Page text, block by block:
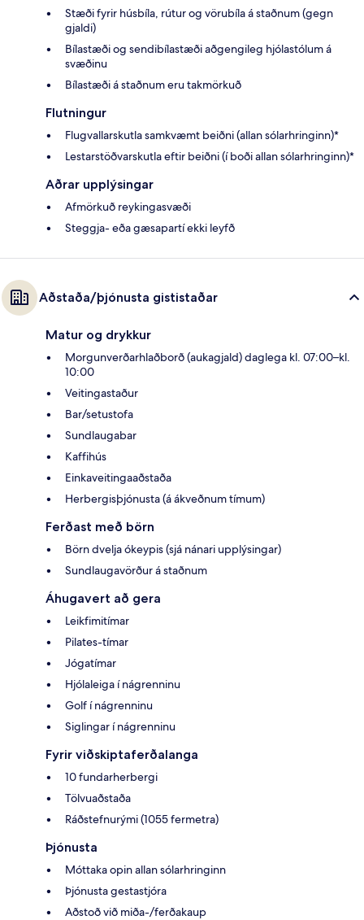
Stæði fyrir húsbíla, rútur og vörubíla á staðnum (gegn
gjaldi)
Bílastæði og sendibílastæði aðgengileg hjólastólum á
svæðinu
Bílastæði á staðnum eru takmörkuð
Flutningur
Flugvallarskutla samkvæmt beiðni (allan sólarhringinn)*
Lestarstöðvarskutla eftir beiðni (í boði allan sólarhringinn)*
Aðrar upplýsingar
Afmörkuð reykingasvæði
Steggja- eða gæsapartí ekki leyfð
Aðstaða/þjónusta gististaðar
Matur og drykkur
Morgunverðarhlaðborð (aukagjald) daglega kl. 07:00–kl.
10:00
Veitingastaður
Bar/setustofa
Sundlaugabar
Kaffihús
Einkaveitingaaðstaða
Herbergisþjónusta (á ákveðnum tímum)
Ferðast með börn
Börn dvelja ókeypis (sjá nánari upplýsingar)
Sundlaugavörður á staðnum
Áhugavert að gera
Leikfimitímar
Pilates-tímar
Jógatímar
Hjólaleiga í nágrenninu
Golf í nágrenninu
Siglingar í nágrenninu
Fyrir viðskiptaferðalanga
10 fundarherbergi
Tölvuaðstaða
Ráðstefnurými (1055 fermetra)
Þjónusta
Móttaka opin allan sólarhringinn
Þjónusta gestastjóra
Aðstoð við miða-/ferðakaup